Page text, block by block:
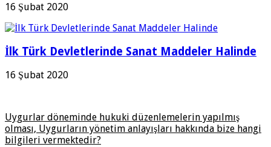
16 Şubat 2020
İlk Türk Devletlerinde Sanat Maddeler Halinde
16 Şubat 2020
Uygurlar döneminde hukuki düzenlemelerin yapılmış
olması, Uygurların yönetim anlayışları hakkında bize hangi
bilgileri vermektedir?